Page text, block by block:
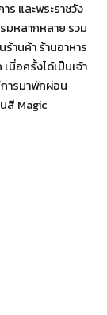
ร และพระราชวัง
หลากหลาย รวม
านค้า ร้านอาหาร
มื่อครั้งได้เป็นเจ้า
ารมาพักผ่อน
สี Magic